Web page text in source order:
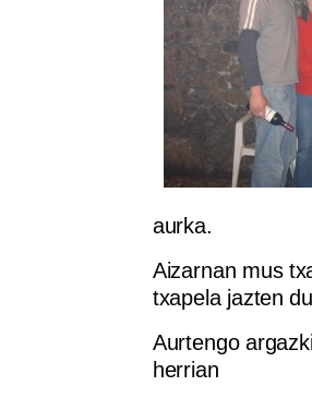
aurka.
Aizarnan mus
txapela jazten
Aurtengo
herrian